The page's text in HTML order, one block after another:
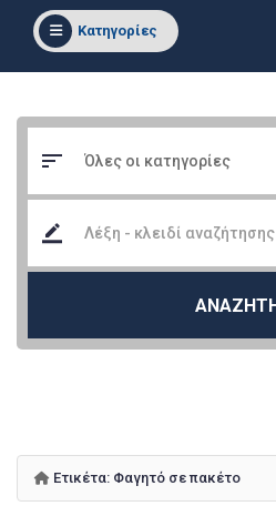
Κατηγορίες
Ετικέτα: Φαγητό σε πακέτο